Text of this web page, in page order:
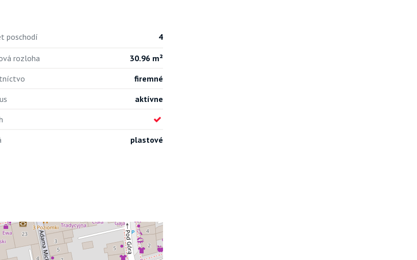
poschodí 4
rozloha
30.96 m²
firemné
aktívne
plastové